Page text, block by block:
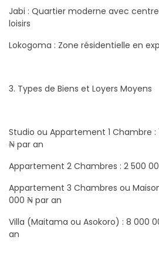
Jabi : Quartier moderne avec
loisirs
Lokogoma : Zone résidentielle en
3. Types de Biens et Loyers Moyens
Studio ou Appartement 1 Chambre :
₦ par an
Appartement 2 Chambres : 2 500
Appartement 3 Chambres ou
000 ₦ par an
Villa (Maitama ou Asokoro) : 8 000
an